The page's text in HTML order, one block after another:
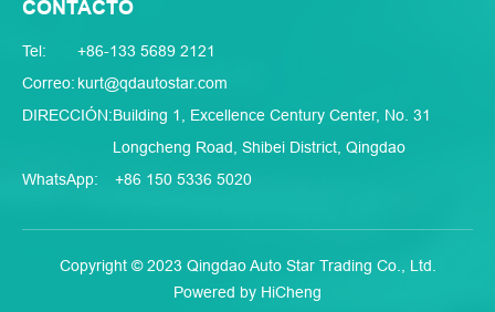
CONTACTO
Tel:
+86-133 5689 2121
Correo: kurt@qdautostar.com
DIRECCIÓN:Building 1, Excellence Century Center, No. 31
Longcheng Road, Shibei District, Qingdao
WhatsApp:
+86 150 5336 5020
Copyright © 2023 Qingdao Auto Star Trading Co., Ltd.
Powered by HiCheng